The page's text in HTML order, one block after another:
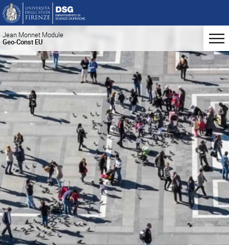
Jean Monnet Module
Geo-Const EU